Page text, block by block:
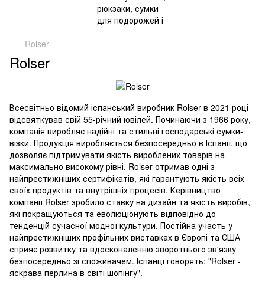
Rolser
Rolser
Всесвітньо відомий іспанський виробник Rolser в 2021 році
відсвяткував свій 55-річний ювілей. Починаючи з 1966 року,
компанія виробляє надійні та стильні господарські сумки-
візки. Продукція виробляється безпосередньо в Іспанії, що
дозволяє підтримувати якість вироблених товарів на
максимально високому рівні. Rolser отримав одні з
найпрестижніших сертифікатів, які гарантують якість всіх
своїх продуктів та внутрішніх процесів. Керівництво
компанії Rolser зробило ставку на дизайн та якість виробів,
які покращуються та еволюціонують відповідно до
тенденцій сучасної модної культури. Постійна участь у
найпрестижніших профільних виставках в Європі та США
сприяє розвитку та вдосконаленню зворотнього зв'язку
безпосередньо зі споживачем. Іспанці говорять: "Rolser -
яскрава перлина в світі шопінгу".